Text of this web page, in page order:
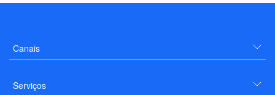
Canais
Serviços